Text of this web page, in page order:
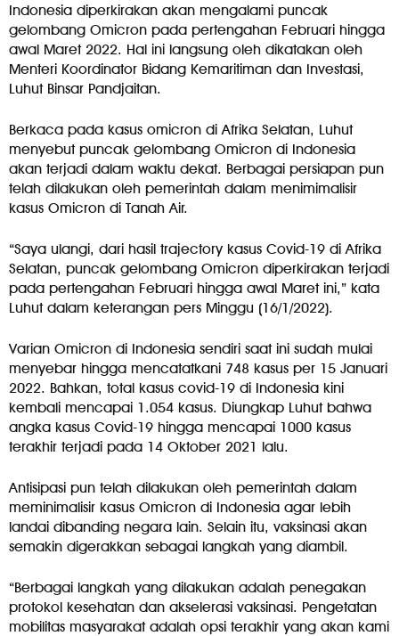
Indonesia diperkirakan akan mengalami puncak
gelombang Omicron pada pertengahan Februari hingga
awal Maret 2022. Hal ini langsung oleh dikatakan oleh
Menteri Koordinator Bidang Kemaritiman dan Investasi,
Luhut Binsar Pandjaitan.
Berkaca pada kasus omicron di Afrika Selatan, Luhut
menyebut puncak gelombang Omicron di Indonesia
akan terjadi dalam waktu dekat. Berbagai persiapan pun
telah dilakukan oleh pemerintah dalam menimimalisir
kasus Omicron di Tanah Air.
“Saya ulangi, dari hasil trajectory kasus Covid-19 di Afrika
Selatan, puncak gelombang Omicron diperkirakan terjadi
pada pertengahan Februari hingga awal Maret ini,” kata
Luhut dalam keterangan pers Minggu (16/1/2022).
Varian Omicron di Indonesia sendiri saat ini sudah mulai
menyebar hingga mencatatkani 748 kasus per 15 Januari
2022. Bahkan, total kasus covid-19 di Indonesia kini
kembali mencapai 1.054 kasus. Diungkap Luhut bahwa
angka kasus Covid-19 hingga mencapai 1000 kasus
terakhir terjadi pada 14 Oktober 2021 lalu.
Antisipasi pun telah dilakukan oleh pemerintah dalam
meminimalisir kasus Omicron di Indonesia agar lebih
landai dibanding negara lain. Selain itu, vaksinasi akan
semakin digerakkan sebagai langkah yang diambil.
“Berbagai langkah yang dilakukan adalah penegakan
protokol kesehatan dan akselerasi vaksinasi. Pengetatan
mobilitas masyarakat adalah opsi terakhir yang akan kami